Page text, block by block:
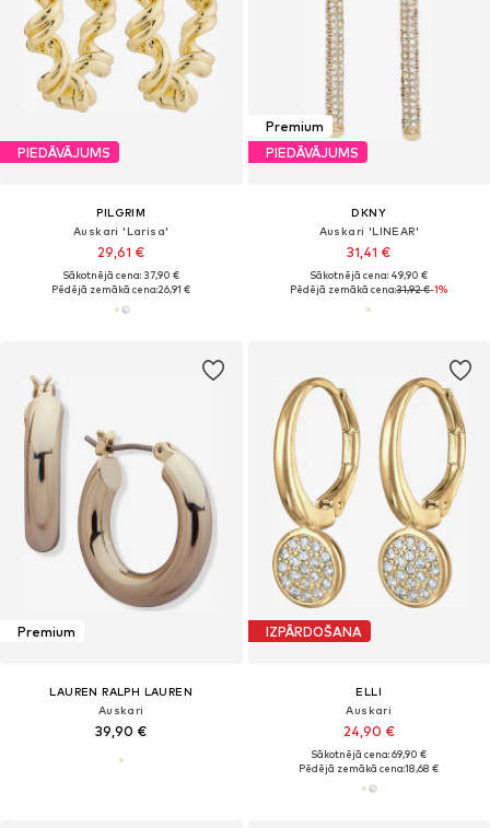
PIEDĀVĀJUMS
PILGRIM
Auskari 'Larisa'
29,61 €
Sākotnējā cena: 37,90 €
Pēdējā zemākā cena:26,91 €
Premium
PIEDĀVĀJUMS
DKNY
Auskari 'LINEAR'
31,41 €
Sākotnējā cena: 49,90 €
Pēdējā zemākā cena:31,92 €-1%
Premium
LAUREN RALPH LAUREN
Auskari
39,90 €
IZPĀRDOŠANA
ELLI
Auskari
24,90 €
Sākotnējā cena: 69,90 €
Pēdējā zemākā cena:18,68 €